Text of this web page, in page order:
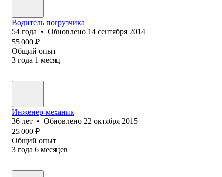
Водитель погрузчика
54 года • Обновлено 14 сентября 2014
55 000 ₽
Общий опыт
3 года 1 месяц
Инженер-механик
36 лет • Обновлено 22 октября 2015
25 000 ₽
Общий опыт
3 года 6 месяцев